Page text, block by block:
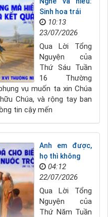
Sinh hoa trái
10:13
23/07/2026
Qua Lời Tổng
Nguyện của
Thứ Sáu Tuần
16 Thường
vụ muốn ta xin Chúa
Chúa, và rộng tay ban
tin cậy mến
Anh em được,
họ thì không
04:12
22/07/2026
Qua Lời Tổng
Nguyện của
Thứ Năm Tuần